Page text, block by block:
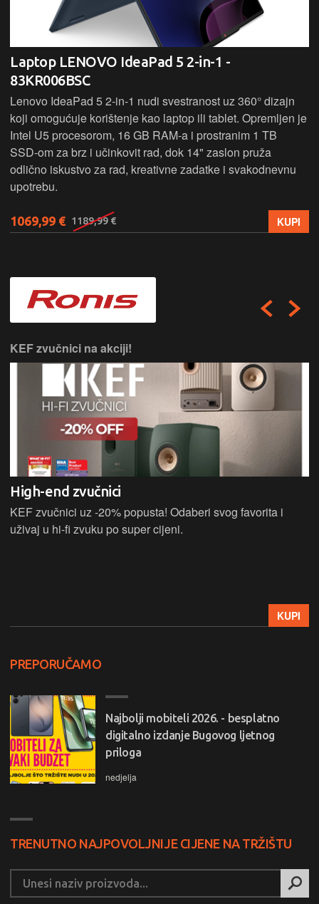
Laptop LENOVO IdeaPad 5 2-in-1 -
83KR006BSC
Lenovo IdeaPad 5 2‑in‑1 nudi svestranost uz 360° dizajn
koji omogućuje korištenje kao laptop ili tablet. Opremljen je
Intel U5 procesorom, 16 GB RAM-a i prostranim 1 TB
SSD‑om za brz i učinkovit rad, dok 14" zaslon pruža
odlično iskustvo za rad, kreativne zadatke i svakodnevnu
upotrebu.
1069,99 € 1189,99 € KUPI
KEF zvučnici na akciji!
High-end zvučnici
KEF zvučnici uz -20% popusta! Odaberi svog favorita i
uživaj u hi-fi zvuku po super cijeni.
KUPI
PREPORUČAMO
Najbolji mobiteli 2026. - besplatno
digitalno izdanje Bugovog ljetnog
priloga
nedjelja
TRENUTNO NAJPOVOLJNIJE CIJENE NA TRŽIŠTU